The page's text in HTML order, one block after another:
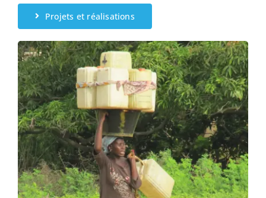
Projets et réalisations